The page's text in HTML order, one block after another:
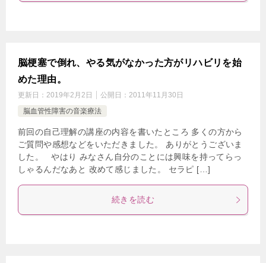
脳梗塞で倒れ、やる気がなかった方がリハビリを始
めた理由。
更新日： 2019年2月2日 公開日： 2011年11月30日
脳血管性障害の音楽療法
前回の自己理解の講座の内容を書いたところ 多くの方から
ご質問や感想などをいただきました。 ありがとうございま
した。 やはり みなさん自分のことには興味を持ってらっ
しゃるんだなあと 改めて感じました。 セラピ […]
続きを読む